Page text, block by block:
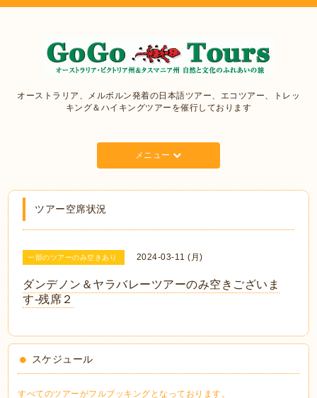
オーストラリア、メルボルン発着の日本語ツアー、エコツアー、トレッ
キング＆ハイキングツアーを催行しております
メニュー
ツアー空席状況
一部のツアーのみ空きあり 2024-03-11 (月)
ダンデノン＆ヤラバレーツアーのみ空きございま
す‐残席２
スケジュール
すべてのツアーがフルブッキングとなっております。